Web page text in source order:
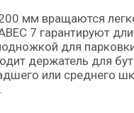
мм вращаются
7 гарантируют
для
держатель для
или среднего